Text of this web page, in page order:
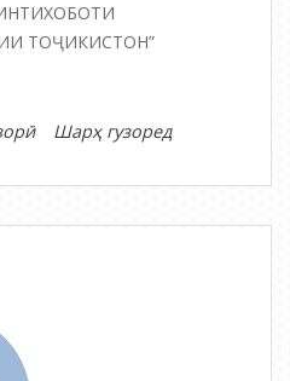
ТОҶИКИСТОН”
Шарҳ гузореддар
ИШТИРОКИ